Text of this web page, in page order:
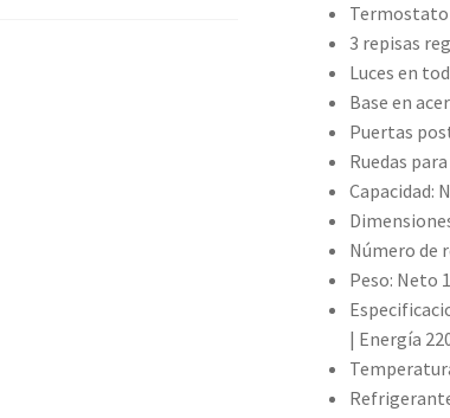
3 repisas
Luces en
Base en
Puertas
Ruedas
Capacidad:
Número de
Peso: Neto
| Energía